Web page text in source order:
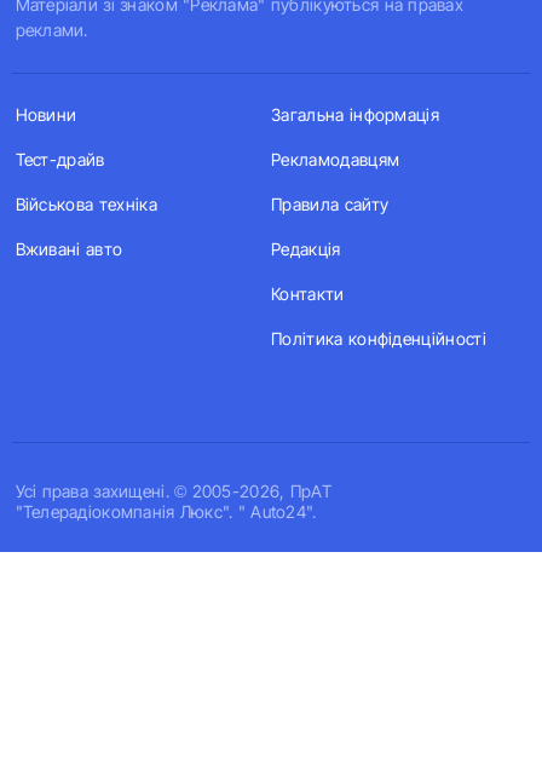
Матеріали зі знаком "Реклама" публікуються на правах
реклами.
Усi права захищенi. © 2005-2026, ПрАТ
"Телерадіокомпанія Люкс". " Auto24".
Новини
Тест-драйв
Військова техніка
Вживані авто
Загальна інформація
Рекламодавцям
Правила сайту
Редакція
Контакти
Політика конфіденційності